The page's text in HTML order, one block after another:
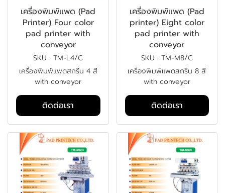
เครื่องพิมพ์แพด (Pad
Printer) Four color
pad printer with
conveyor
SKU : TM-L4/C
เครื่องพิมพ์แพดสกรีน 4 สี
with conveyor
ติดต่อเรา
เครื่องพิมพ์แพด (Pad
printer) Eight color
pad printer with
conveyor
SKU : TM-M8/C
เครื่องพิมพ์แพดสกรีน 8 สี
with conveyor
ติดต่อเรา